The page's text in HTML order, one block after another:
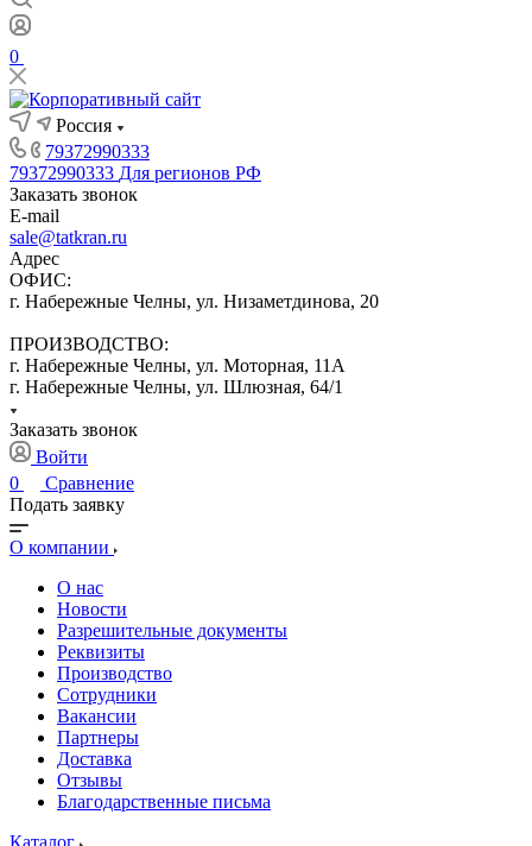
0
Россия
79372990333
79372990333 Для регионов РФ
Заказать звонок
E-mail
sale@tatkran.ru
Адрес
ОФИС:
г. Набережные Челны, ул. Низаметдинова, 20
ПРОИЗВОДСТВО:
г. Набережные Челны, ул. Моторная, 11А
г. Набережные Челны, ул. Шлюзная, 64/1
Заказать звонок
Войти
0
Сравнение
Подать заявку
О компании
О нас
Новости
Разрешительные документы
Реквизиты
Производство
Сотрудники
Вакансии
Партнеры
Доставка
Отзывы
Благодарственные письма
Каталог